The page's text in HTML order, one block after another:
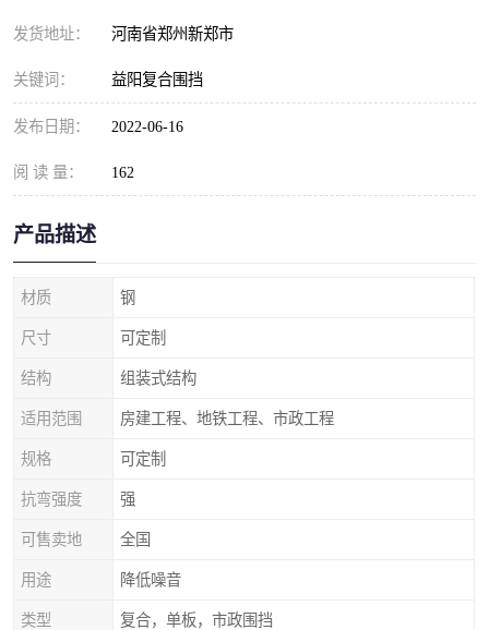
发货地址： 河南省郑州新郑市
关键词： 益阳复合围挡
发布日期： 2022-06-16
阅 读 量： 162
产品描述
材质 钢
尺寸 可定制
结构 组装式结构
适用范围 房建工程、地铁工程、市政工程
规格 可定制
抗弯强度 强
可售卖地 全国
用途 降低噪音
类型 复合，单板，市政围挡